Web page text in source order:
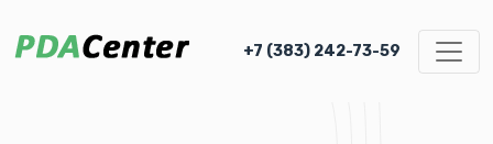
+7 (383) 242-73-59